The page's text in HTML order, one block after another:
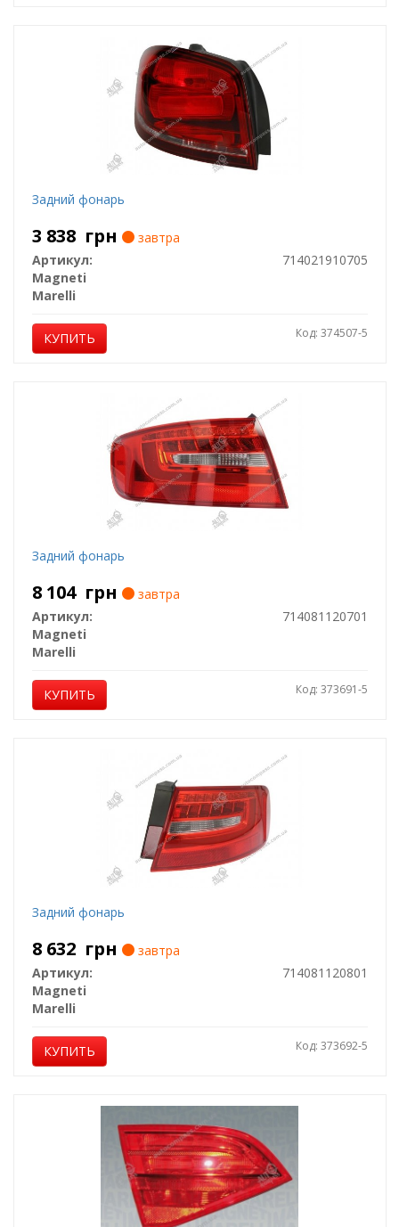
Задний фонарь
3 838 грн
завтра
Артикул:
714021910705
Magneti
Marelli
КУПИТЬ Код: 374507-5
Задний фонарь
8 104 грн
завтра
Артикул:
714081120701
Magneti
Marelli
КУПИТЬ Код: 373691-5
Задний фонарь
8 632 грн
завтра
Артикул:
714081120801
Magneti
Marelli
КУПИТЬ Код: 373692-5